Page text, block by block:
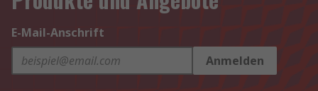
E-Mail-Anschrift
Anmelden